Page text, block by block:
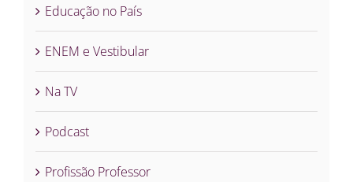
Educação no País
ENEM e Vestibular
Na TV
Podcast
Profissão Professor